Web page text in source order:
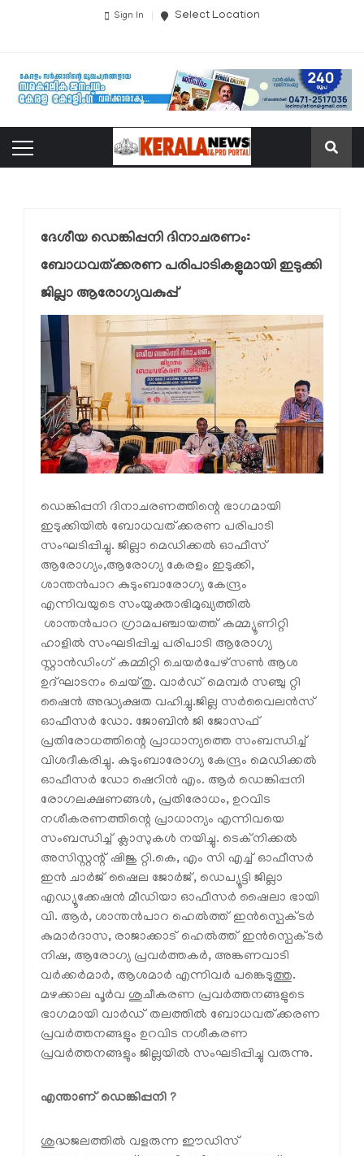
Sign In Select Location
ദേശീയ ഡെങ്കിപ്പനി ദിനാചരണം:
ബോധവത്ക്കരണ പരിപാടികളുമായി ഇടുക്കി
ജില്ലാ ആരോഗ്യവകുപ്പ്
ഡെങ്കിപ്പനി ദിനാചരണത്തിന്റെ ഭാഗമായി
ഇടുക്കിയിൽ ബോധവത്ക്കരണ പരിപാടി
സംഘടിപ്പിച്ചു. ജില്ലാ മെഡിക്കല്‍ ഓഫീസ്
ആരോഗ്യം,ആരോഗ്യ കേരളം ഇടുക്കി,
ശാന്തന്‍പാറ കുടുംബാരോഗ്യ കേന്ദ്രം
എന്നിവയുടെ സംയുക്താഭിമുഖ്യത്തില്‍
ശാന്തന്‍പാറ ഗ്രാമപഞ്ചായത്ത് കമ്മ്യൂണിറ്റി
ഹാളില്‍ സംഘടിപ്പിച്ച പരിപാടി ആരോഗ്യ
സ്റ്റാന്‍ഡിംഗ് കമ്മിറ്റി ചെയര്‍പേഴ്സണ്‍ ആശ
ഉദ്ഘാടനം ചെയ്തു. വാര്‍ഡ് മെമ്പര്‍ സഞ്ചു റ്റി
ഷൈന്‍ അദ്ധ്യക്ഷത വഹിച്ചു.ജില്ല സര്‍വൈലന്‍സ്
ഓഫീസര്‍ ഡോ. ജോബിന്‍ ജി ജോസഫ്
പ്രതിരോധത്തിന്റെ പ്രാധാന്യത്തെ സംബന്ധിച്ച്
വിശദീകരിച്ചു. കുടുംബാരോഗ്യ കേന്ദ്രം മെഡിക്കല്‍
ഓഫീസര്‍ ഡോ ഷെറിന്‍ എം. ആര്‍ ഡെങ്കിപ്പനി
രോഗലക്ഷണങ്ങള്‍, പ്രതിരോധം, ഉറവിട
നശീകരണത്തിന്റെ പ്രാധാന്യം എന്നിവയെ
സംബന്ധിച്ച് ക്ലാസുകള്‍ നയിച്ചു. ടെക്നിക്കല്‍
അസിസ്റ്റന്റ് ഷിജു റ്റി.കെ, എം സി എച്ച് ഓഫീസര്‍
ഇന്‍ ചാര്‍ജ് ഷൈല ജോര്‍ജ്, ഡെപ്യൂട്ടി ജില്ലാ
എഡ്യൂക്കേഷന്‍ മീഡിയാ ഓഫീസര്‍ ഷൈലാ ഭായി
വി. ആര്‍, ശാന്തന്‍പാറ ഹെല്‍ത്ത് ഇന്‍സ്പെക്ടര്‍
കുമാര്‍ദാസ, രാജാക്കാട് ഹെല്‍ത്ത് ഇന്‍സ്പെക്ടര്‍
നിഷ, ആരോഗ്യ പ്രവര്‍ത്തകര്‍, അങ്കണവാടി
വര്‍ക്കര്‍മാര്‍, ആശമാര്‍ എന്നിവര്‍ പങ്കെടുത്തു.
മഴക്കാല പൂര്‍വ ശുചീകരണ പ്രവര്‍ത്തനങ്ങളുടെ
ഭാഗമായി വാര്‍ഡ് തലത്തില്‍ ബോധവത്ക്കരണ
പ്രവര്‍ത്തനങ്ങളും ഉറവിട നശീകരണ
പ്രവര്‍ത്തനങ്ങളും ജില്ലയില്‍ സംഘടിപ്പിച്ചു വരുന്നു.
എന്താണ് ഡെങ്കിപ്പനി ?
ശുദ്ധജലത്തില്‍ വളരുന്ന ഈഡിസ്